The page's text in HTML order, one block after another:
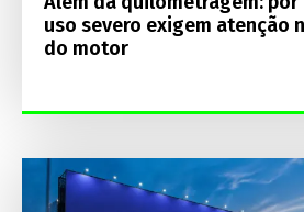
uso severo exigem atenção
do motor